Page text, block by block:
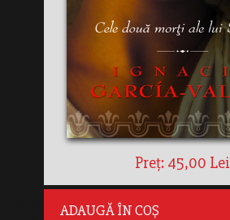
Preț: 45,00 Lei
ADAUGĂ ÎN COȘ